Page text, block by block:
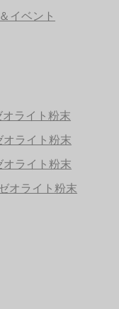
イベント
オライト粉末
オライト粉末
オライト粉末
オライト粉末